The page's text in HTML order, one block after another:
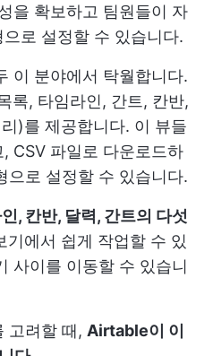
을 확보하고 팀원들이 자
로 설정할 수 있습니다.
이 분야에서 탁월합니다.
록, 타임라인, 간트, 칸반,
)를 제공합니다. 이 뷰들
CSV 파일로 다운로드하
으로 설정할 수 있습니다.
, 칸반, 달력, 간트의 다섯
기에서 쉽게 작업할 수 있
사이를 이동할 수 있습니
고려할 때, Airtable이 이